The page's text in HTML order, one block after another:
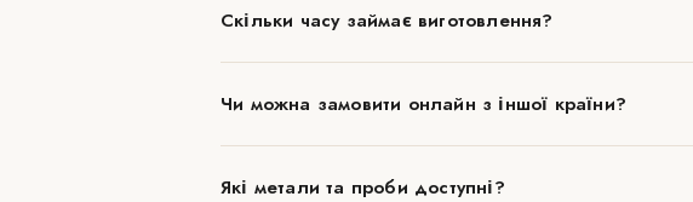
Скільки часу займає виготовлення?
Чи можна замовити онлайн з іншої країни?
Які метали та проби доступні?